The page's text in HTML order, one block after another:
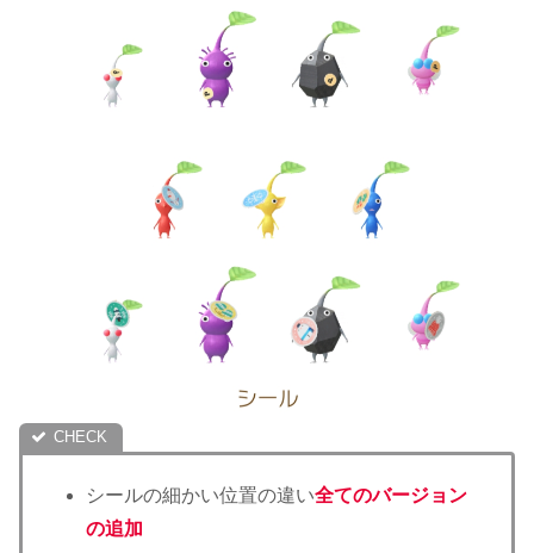
シールの細かい位置の違い全てのバージョン
の追加